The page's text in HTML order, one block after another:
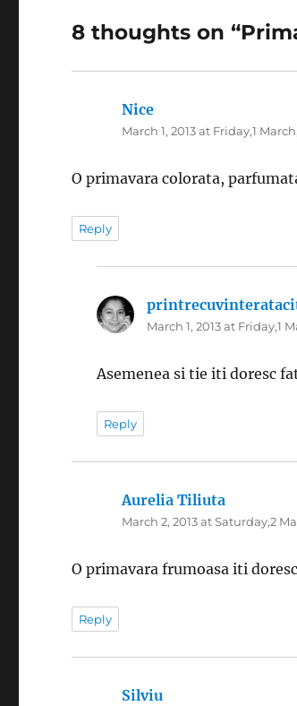
8 thoughts on
Nice
March 1, 2013 at Friday,1
O primavara colorata,
Reply
March 1, 2013 at Friday,1
Asemenea si tie iti doresc
Reply
Aurelia Tiliuta
March 2, 2013 at Saturday,2
O primavara frumoasa iti
Reply
Silviu